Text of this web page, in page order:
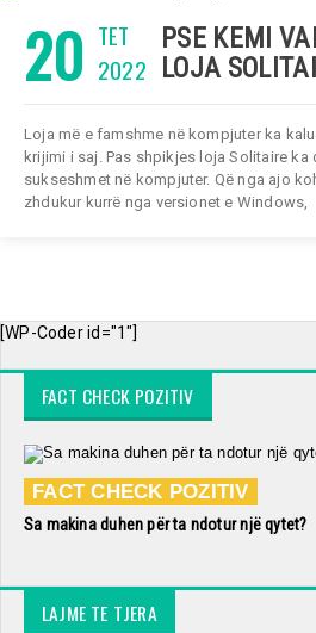
20 TET
2022
PSE KEMI
LOJA
Loja më e famshme në kompjuter ka
krijimi i saj. Pas shpikjes loja Solitaire ka
sukseshmet në kompjuter. Që nga ajo
zhdukur kurrë nga versionet e Windows,
[WP-Coder id="1"]
FACT CHECK POZITIV
FACT CHECK POZITIV
Sa makina duhen për ta ndotur një qytet?
LAJME TE TJERA